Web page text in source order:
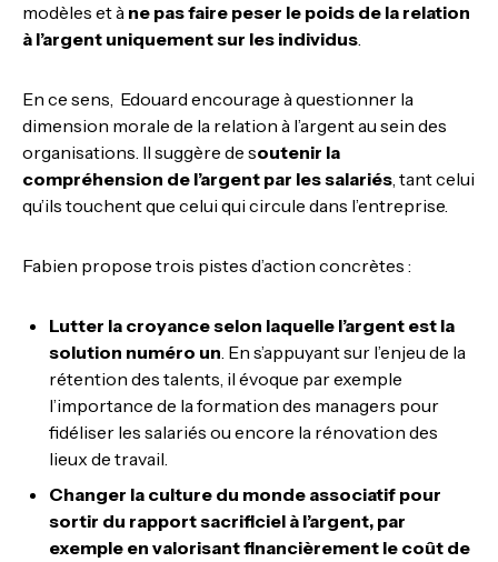
modèles et à ne pas faire peser le poids de la relation
à l’argent uniquement sur les individus.
En ce sens, Edouard encourage à questionner la
dimension morale de la relation à l’argent au sein des
organisations. Il suggère de soutenir la
compréhension de l’argent par les salariés, tant celui
qu’ils touchent que celui qui circule dans l’entreprise.
Fabien propose trois pistes d’action concrètes :
Lutter la croyance selon laquelle l’argent est la
solution numéro un. En s’appuyant sur l’enjeu de la
rétention des talents, il évoque par exemple
l’importance de la formation des managers pour
fidéliser les salariés ou encore la rénovation des
lieux de travail.
Changer la culture du monde associatif pour
sortir du rapport sacrificiel à l’argent, par
exemple en valorisant financièrement le coût de